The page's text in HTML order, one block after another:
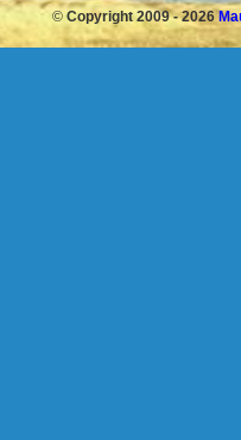
© Copyright 2009 - 2026